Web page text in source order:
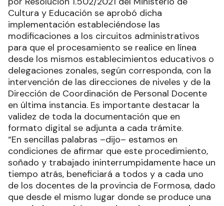
Cultura y Educación se aprobó dicha
implementación estableciéndose las
modificaciones a los circuitos administrativos
para que el procesamiento se realice en línea
desde los mismos establecimientos educativos o
delegaciones zonales, según corresponda, con la
intervención de las direcciones de niveles y de la
Dirección de Coordinación de Personal Docente
en última instancia. Es importante destacar la
validez de toda la documentación que en
formato digital se adjunta a cada trámite.
“En sencillas palabras –dijo– estamos en
condiciones de afirmar que este procedimiento,
soñado y trabajado ininterrumpidamente hace un
tiempo atrás, beneficiará a todos y a cada uno
de los docentes de la provincia de Formosa, dado
que desde el mismo lugar donde se produce una